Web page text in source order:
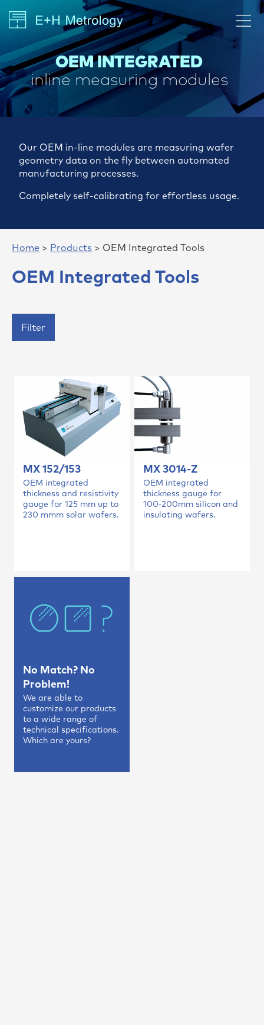
OEM INTEGRATED
inline measuring modules
Our OEM in-line modules are measuring wafer
geometry data on the fly between automated
manufacturing processes.
Completely self-calibrating for effortless usage.
Home > Products > OEM Integrated Tools
OEM Integrated Tools
Filter
MX 152/153
OEM integrated
thickness and resistivity
gauge for 125 mm up to
230 mmm solar wafers.
MX 3014-Z
OEM integrated
thickness gauge for
100-200mm silicon and
insulating wafers.
No Match? No
Problem!
We are able to
customize our products
to a wide range of
technical specifications.
Which are yours?